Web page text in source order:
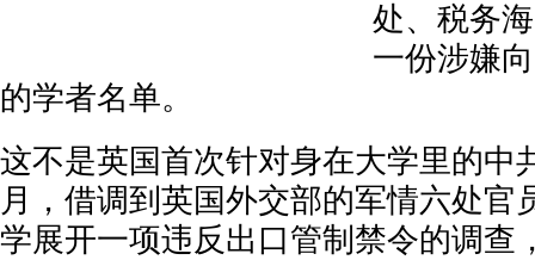
处、税务
一份涉嫌
的学者名单。
这不是英国首次针对身在大学里的中
月，借调到英国外交部的军情六处官
学展开一项违反出口管制禁令的调查